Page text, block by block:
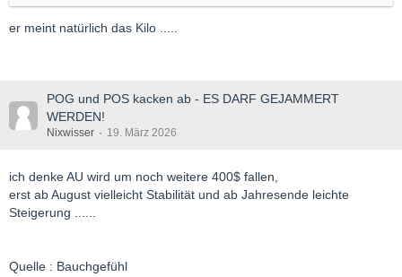
er meint natürlich das Kilo .....
POG und POS kacken ab - ES DARF GEJAMMERT
WERDEN!
Nixwisser 19. März 2026
ich denke AU wird um noch weitere 400$ fallen,
erst ab August vielleicht Stabilität und ab Jahresende leichte
Steigerung ......
Quelle : Bauchgefühl